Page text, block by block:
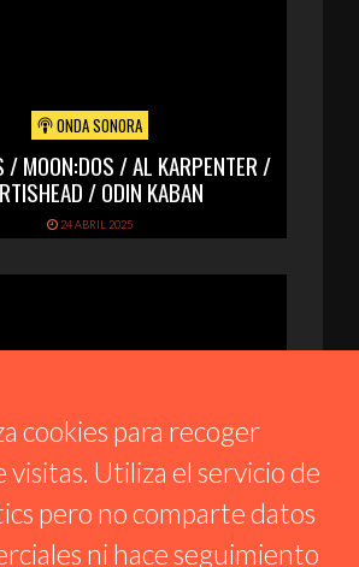
ONDA SONORA
/ MOON:DOS / AL KARPENTER /
/ ODIN KABAN
24 ABRIL 2025
ONDA SONORA
cookies para recoger
visitas. Utiliza el servicio de
pero no comparte datos
ni hace seguimiento